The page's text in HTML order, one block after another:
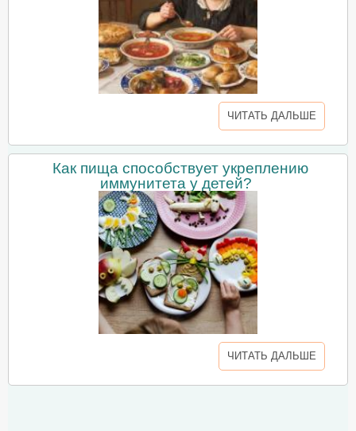
ЧИТАТЬ ДАЛЬШЕ
Как пища способствует укреплению
иммунитета у детей?
ЧИТАТЬ ДАЛЬШЕ